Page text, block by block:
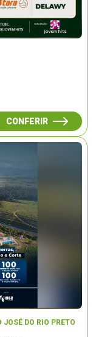
CONFERIR
JOSÉ DO RIO PRETO